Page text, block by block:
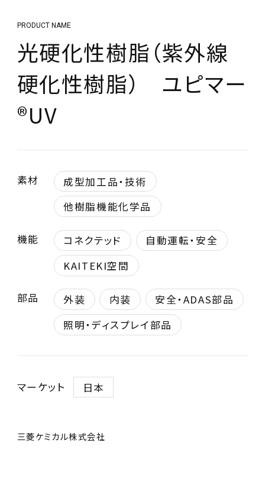
PRODUCT NAME
光硬化性樹脂（紫外線
硬化性樹脂） ユピマー
®UV
素材
成型加工品・技術
他樹脂機能化学品
機能 コネクテッド
自動運転・安全
KAITEKI空間
部品 外装 内装
安全・ADAS部品
照明・ディスプレイ部品
マーケット 日本
三菱ケミカル株式会社